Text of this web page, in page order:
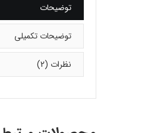
توضیحات
توضیحات تکمیلی
نظرات (2)